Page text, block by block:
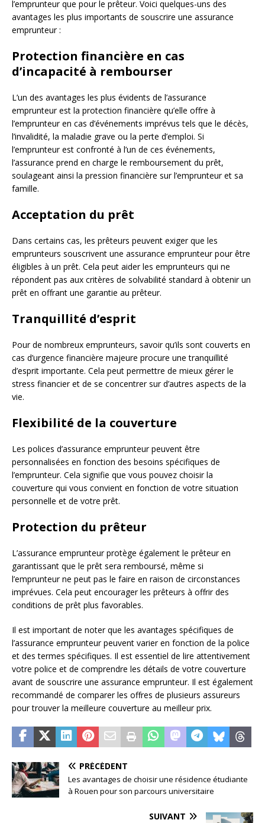
l’emprunteur que pour le prêteur. Voici quelques-uns des
avantages les plus importants de souscrire une assurance
emprunteur :
Protection financière en cas
d’incapacité à rembourser
L’un des avantages les plus évidents de l’assurance
emprunteur est la protection financière qu’elle offre à
l’emprunteur en cas d’événements imprévus tels que le décès,
l’invalidité, la maladie grave ou la perte d’emploi. Si
l’emprunteur est confronté à l’un de ces événements,
l’assurance prend en charge le remboursement du prêt,
soulageant ainsi la pression financière sur l’emprunteur et sa
famille.
Acceptation du prêt
Dans certains cas, les prêteurs peuvent exiger que les
emprunteurs souscrivent une assurance emprunteur pour être
éligibles à un prêt. Cela peut aider les emprunteurs qui ne
répondent pas aux critères de solvabilité standard à obtenir un
prêt en offrant une garantie au prêteur.
Tranquillité d’esprit
Pour de nombreux emprunteurs, savoir qu’ils sont couverts en
cas d’urgence financière majeure procure une tranquillité
d’esprit importante. Cela peut permettre de mieux gérer le
stress financier et de se concentrer sur d’autres aspects de la
vie.
Flexibilité de la couverture
Les polices d’assurance emprunteur peuvent être
personnalisées en fonction des besoins spécifiques de
l’emprunteur. Cela signifie que vous pouvez choisir la
couverture qui vous convient en fonction de votre situation
personnelle et de votre prêt.
Protection du prêteur
L’assurance emprunteur protège également le prêteur en
garantissant que le prêt sera remboursé, même si
l’emprunteur ne peut pas le faire en raison de circonstances
imprévues. Cela peut encourager les prêteurs à offrir des
conditions de prêt plus favorables.
Il est important de noter que les avantages spécifiques de
l’assurance emprunteur peuvent varier en fonction de la police
et des termes spécifiques. Il est essentiel de lire attentivement
votre police et de comprendre les détails de votre couverture
avant de souscrire une assurance emprunteur. Il est également
recommandé de comparer les offres de plusieurs assureurs
pour trouver la meilleure couverture au meilleur prix.
PRÉCÉDENT
Les avantages de choisir une résidence étudiante
à Rouen pour son parcours universitaire
SUIVANT